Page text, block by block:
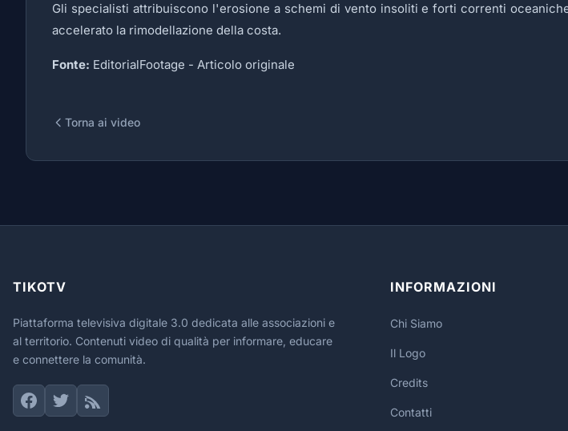
Gli specialisti attribuiscono l'erosione a schemi di vento insoliti e forti correnti
accelerato la rimodellazione della costa.
Fonte: EditorialFootage - Articolo originale
Torna ai video
TIKOTV
Piattaforma televisiva digitale 3.0 dedicata alle associazioni e
al territorio. Contenuti video di qualità per informare, educare
e connettere la comunità.
INFORMAZIONI
Chi Siamo
Il Logo
Credits
Contatti